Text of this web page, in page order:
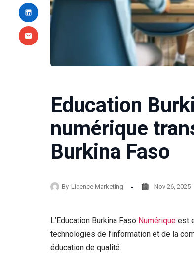
Education
numérique
Burkina Faso
By Licence Marketing Nov 26, 2025
L’Education Burkina Faso Numérique est
technologies de l’information et de la
éducation de qualité.